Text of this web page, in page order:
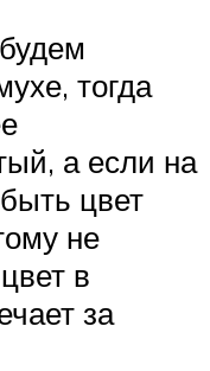
тогда
а если на
цвет
не
в
за